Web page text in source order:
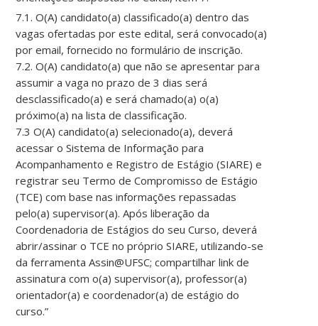
7.1. O(A) candidato(a) classificado(a) dentro das
vagas ofertadas por este edital, será convocado(a)
por email, fornecido no formulário de inscrição.
7.2. O(A) candidato(a) que não se apresentar para
assumir a vaga no prazo de 3 dias será
desclassificado(a) e será chamado(a) o(a)
próximo(a) na lista de classificação.
7.3 O(A) candidato(a) selecionado(a), deverá
acessar o Sistema de Informação para
Acompanhamento e Registro de Estágio (SIARE) e
registrar seu Termo de Compromisso de Estágio
(TCE) com base nas informações repassadas
pelo(a) supervisor(a). Após liberação da
Coordenadoria de Estágios do seu Curso, deverá
abrir/assinar o TCE no próprio SIARE, utilizando-se
da ferramenta Assin@UFSC; compartilhar link de
assinatura com o(a) supervisor(a), professor(a)
orientador(a) e coordenador(a) de estágio do
curso.”